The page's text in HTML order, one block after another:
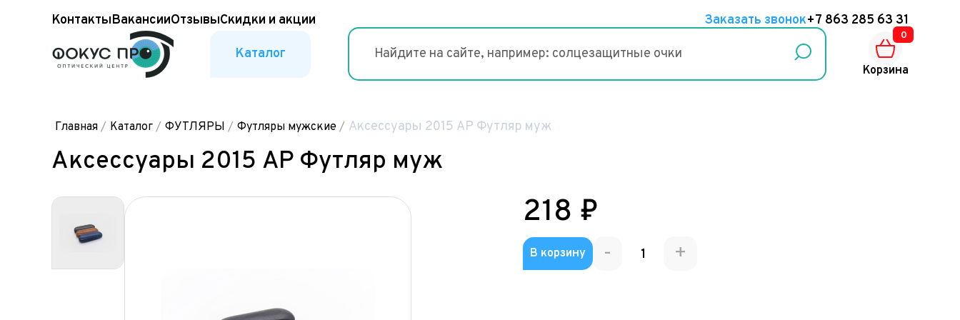
КонтактыВакансииОтзывыСкидки и акции Заказать звонок+7 863 285 63 31
Каталог
0
Корзина
Главная / Каталог / ФУТЛЯРЫ / Футляры мужские / Аксессуары 2015 АР Футляр муж
Аксессуары 2015 АР Футляр муж
218 ₽
В корзину - +